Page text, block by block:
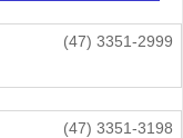
(47) 3351-2999
(47) 3351-3198